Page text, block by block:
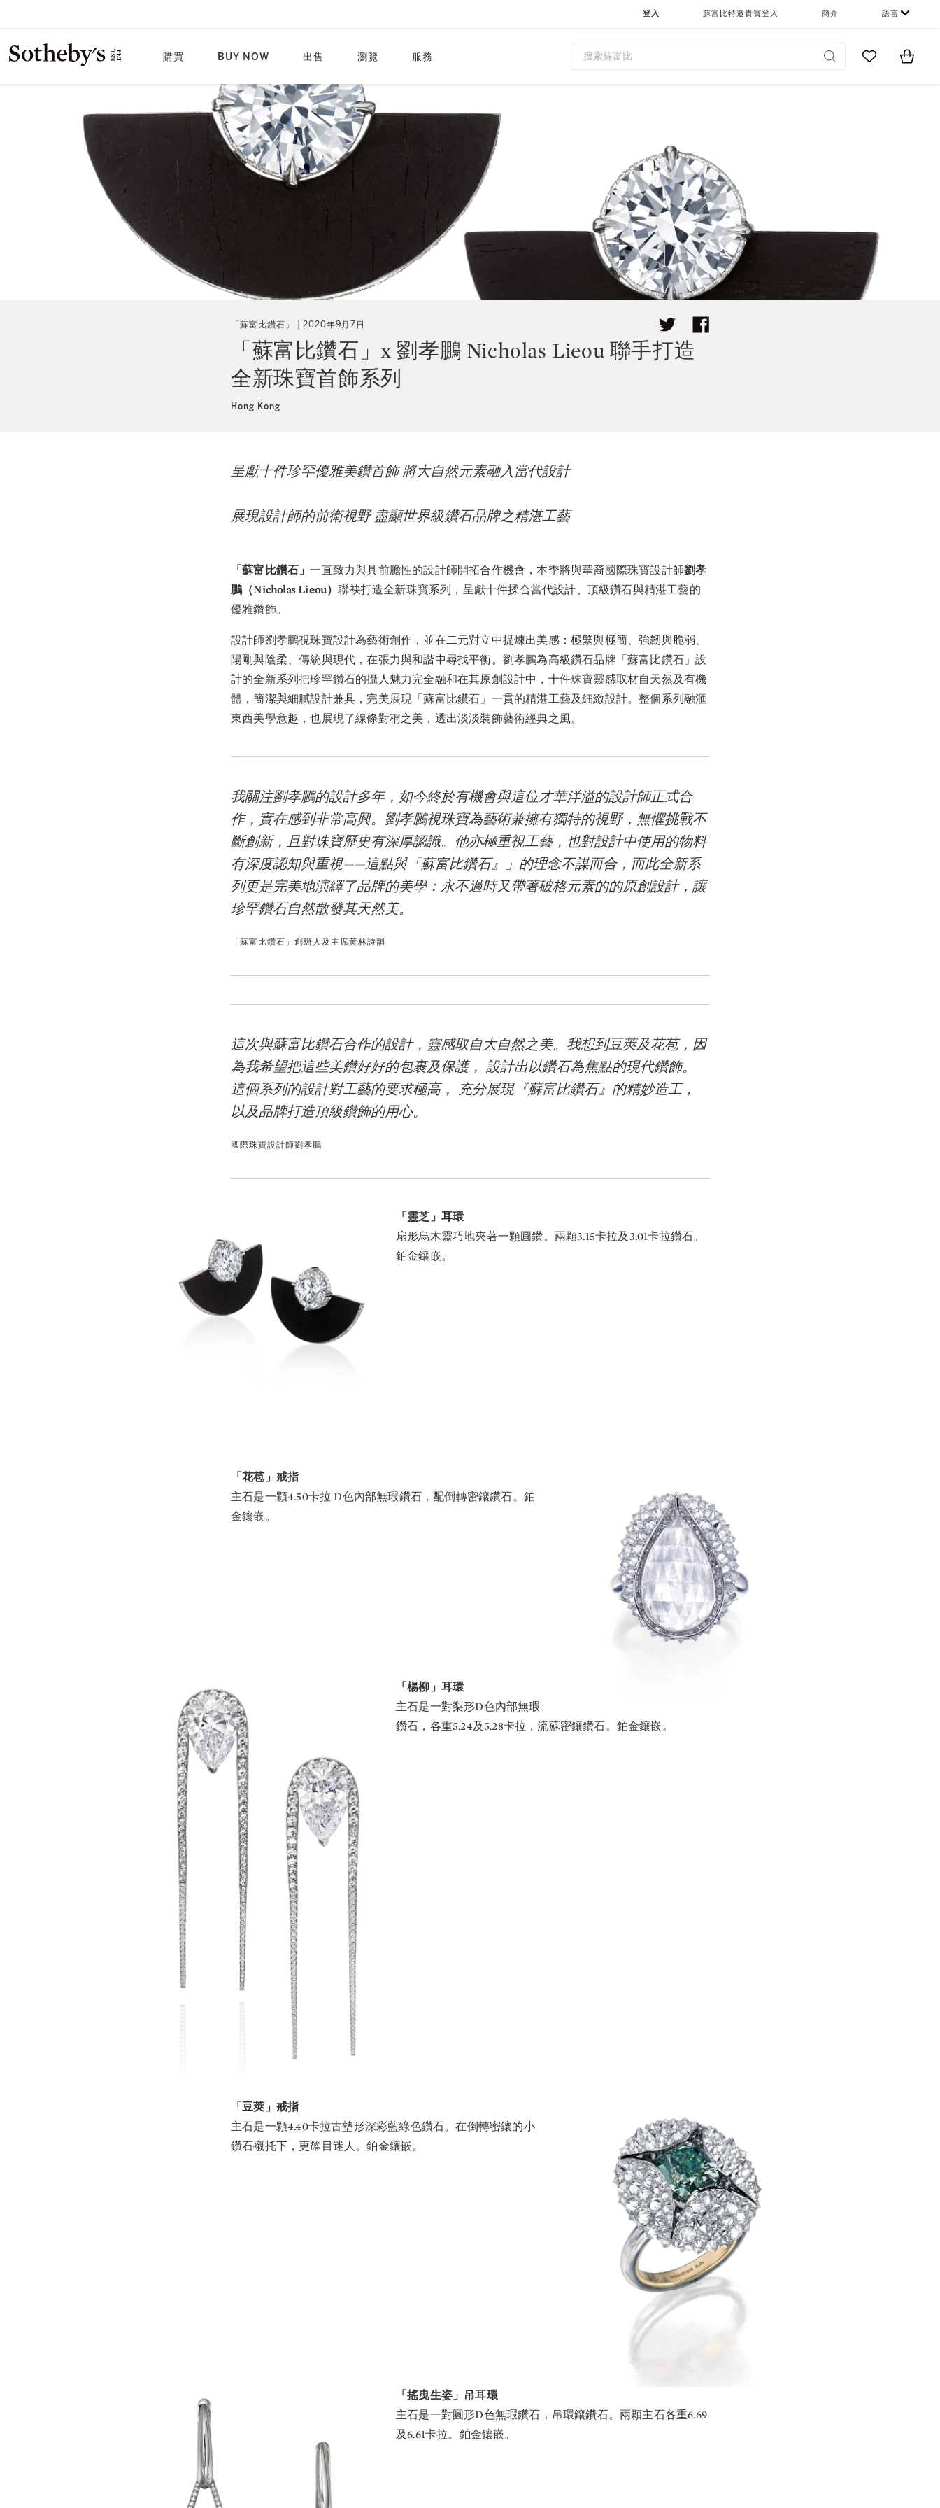
購買 BUY NOW 出售 瀏覽 服務
登入 蘇富比特邀貴賓登入 簡介 語言
Go to MyItems
「蘇富比鑽石」 2020年9月7日
「蘇富比鑽石」x 劉孝鵬 Nicholas Lieou 聯手打造
全新珠寶首飾系列
Hong Kong
呈獻十件珍罕優雅美鑽首飾 將大自然元素融入當代設計
展現設計師的前衛視野 盡顯世界級鑽石品牌之精湛工藝
「蘇富比鑽石」一直致力與具前膽性的設計師開拓合作機會，本季將與華裔國際珠寶設計師劉孝
鵬（Nicholas Lieou）聯袂打造全新珠寶系列，呈獻十件揉合當代設計、頂級鑽石與精湛工藝的
優雅鑽飾。
設計師劉孝鵬視珠寶設計為藝術創作，並在二元對立中提煉出美感：極繁與極簡、強韌與脆弱、
陽剛與陰柔、傳統與現代，在張力與和諧中尋找平衡。劉孝鵬為高級鑽石品牌「蘇富比鑽石」設
計的全新系列把珍罕鑽石的攝人魅力完全融和在其原創設計中，十件珠寶靈感取材自天然及有機
體，簡潔與細膩設計兼具，完美展現「蘇富比鑽石」一貫的精湛工藝及細緻設計。整個系列融滙
東西美學意趣，也展現了線條對稱之美，透出淡淡裝飾藝術經典之風。
我關注劉孝鵬的設計多年，如今終於有機會與這位才華洋溢的設計師正式合
作，實在感到非常高興。劉孝鵬視珠寶為藝術兼擁有獨特的視野，無懼挑戰不
斷創新，且對珠寶歷史有深厚認識。他亦極重視工藝，也對設計中使用的物料
有深度認知與重視——這點與「蘇富比鑽石』」的理念不謀而合，而此全新系
列更是完美地演繹了品牌的美學：永不過時又帶著破格元素的的原創設計，讓
珍罕鑽石自然散發其天然美。
「蘇富比鑽石」創辦人及主席黃林詩韻
這次與蘇富比鑽石合作的設計，靈感取自大自然之美。我想到豆莢及花苞，因
為我希望把這些美鑽好好的包裹及保護， 設計出以鑽石為焦點的現代鑽飾。
這個系列的設計對工藝的要求極高， 充分展現『蘇富比鑽石』的精妙造工，
以及品牌打造頂級鑽飾的用心。
國際珠寶設計師劉孝鵬
「靈芝」耳環
扇形烏木靈巧地夾著一顆圓鑽。兩顆3.15卡拉及3.01卡拉鑽石。
鉑金鑲嵌。
「花苞」戒指
主石是一顆4.50卡拉 D色內部無瑕鑽石，配倒轉密鑲鑽石。鉑
金鑲嵌。
「楊柳」耳環
主石是一對梨形D色內部無瑕
鑽石，各重5.24及5.28卡拉，流蘇密鑲鑽石。鉑金鑲嵌。
「豆莢」戒指
主石是一顆4.40卡拉古墊形深彩藍綠色鑽石。在倒轉密鑲的小
鑽石襯托下，更耀目迷人。鉑金鑲嵌。
「搖曳生姿」吊耳環
主石是一對圓形D色無瑕鑽石，吊環鑲鑽石。兩顆主石各重6.69
及6.61卡拉。鉑金鑲嵌。